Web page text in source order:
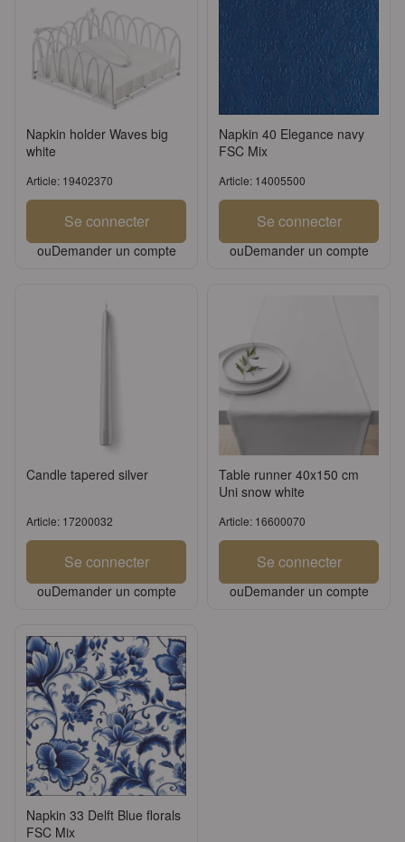
Napkin holder Waves big
white
Article: 19402370
Se connecter
ouDemander un compte
Napkin 40 Elegance navy
FSC Mix
Article: 14005500
Se connecter
ouDemander un compte
Candle tapered silver
Article: 17200032
Se connecter
ouDemander un compte
Table runner 40x150 cm
Uni snow white
Article: 16600070
Se connecter
ouDemander un compte
Napkin 33 Delft Blue florals
FSC Mix